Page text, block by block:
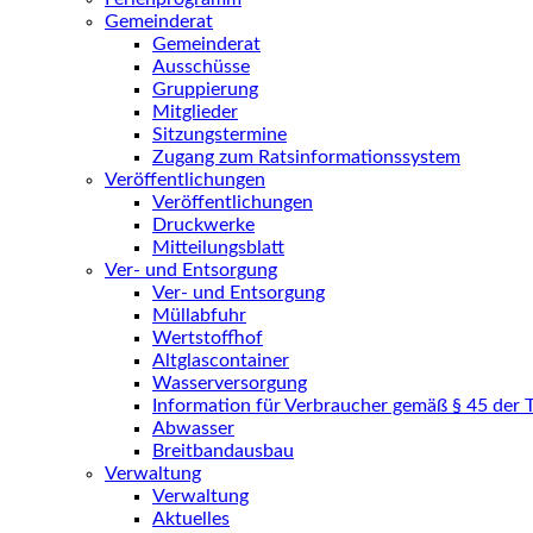
Gemeinderat
Gemeinderat
Ausschüsse
Gruppierung
Mitglieder
Sitzungstermine
Zugang zum Ratsinformationssystem
Veröffentlichungen
Veröffentlichungen
Druckwerke
Mitteilungsblatt
Ver- und Entsorgung
Ver- und Entsorgung
Müllabfuhr
Wertstoffhof
Altglascontainer
Wasserversorgung
Information für Verbraucher gemäß § 45 der
Abwasser
Breitbandausbau
Verwaltung
Verwaltung
Aktuelles